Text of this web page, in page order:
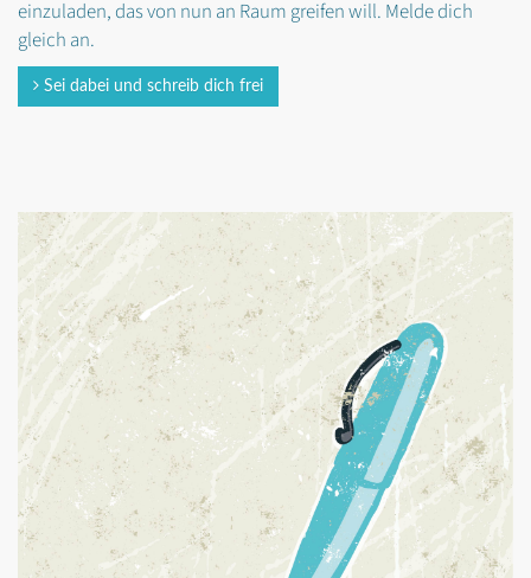
einzuladen, das von nun an Raum greifen will. Melde dich
gleich an.
Sei dabei und schreib dich frei